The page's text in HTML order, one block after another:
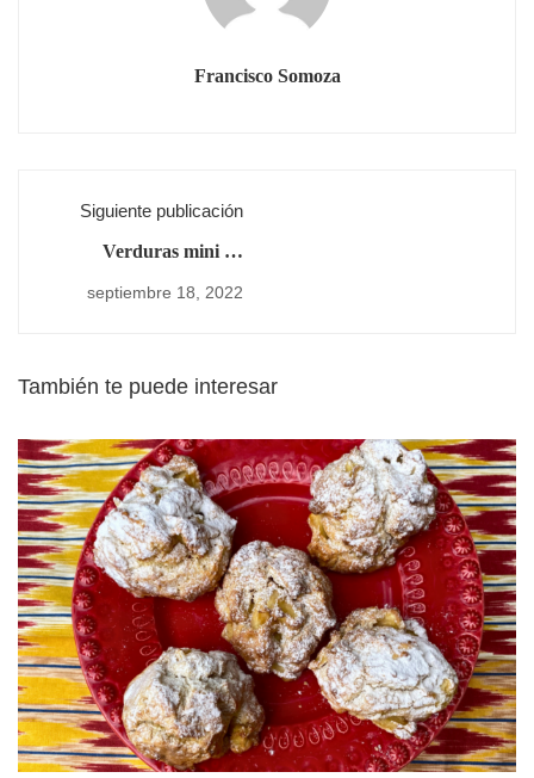
Francisco Somoza
Siguiente publicación
Verduras mini en
de espinacas
septiembre 18, 2022
También te puede interesar